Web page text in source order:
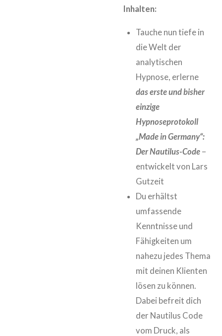
Inhalten:
Tauche nun tiefe in
die Welt der
analytischen
Hypnose, erlerne
das erste und bisher
einzige
Hypnoseprotokoll
„Made in Germany“:
Der Nautilus-Code –
entwickelt von Lars
Gutzeit
Du erhältst
umfassende
Kenntnisse und
Fähigkeiten um
nahezu jedes Thema
mit deinen Klienten
lösen zu können.
Dabei befreit dich
der Nautilus Code
vom Druck, als